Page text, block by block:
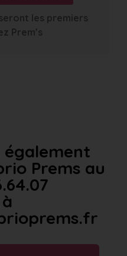
les premiers
Prem’s
également
Prems au